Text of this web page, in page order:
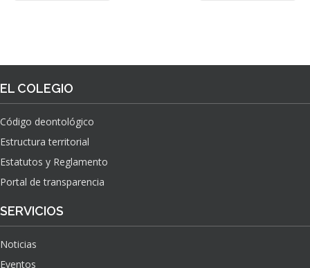
EL COLEGIO
Código deontológico
Estructura territorial
Estatutos y Reglamento
Portal de transparencia
SERVICIOS
Noticias
Eventos